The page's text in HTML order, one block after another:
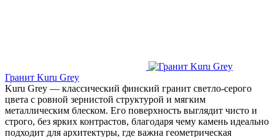
Гранит Kuru Grey
Kuru Grey — классический финский гранит светло-серого
цвета с ровной зернистой структурой и мягким
металлическим блеском. Его поверхность выглядит чисто и
строго, без ярких контрастов, благодаря чему камень идеально
подходит для архитектуры, где важна геометрическая